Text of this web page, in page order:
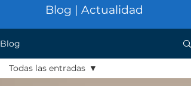
Blog | Actualidad
Blog
Todas las entradas